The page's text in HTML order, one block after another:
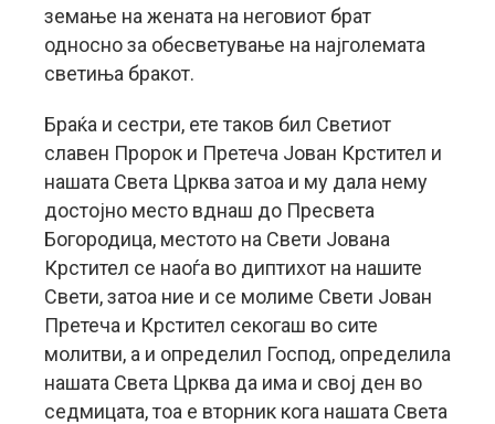
земање на жената на неговиот брат
односно за обесветување на најголемата
светиња бракот.
Браќа и сестри, ете таков бил Светиот
славен Пророк и Претеча Јован Крстител и
нашата Света Црква затоа и му дала нему
достојно место вднаш до Пресвета
Богородица, местото на Свети Јована
Крстител се наоѓа во диптихот на нашите
Свети, затоа ние и се молиме Свети Јован
Претеча и Крстител секогаш во сите
молитви, а и определил Господ, определила
нашата Света Црква да има и свој ден во
седмицата, тоа е вторник кога нашата Света